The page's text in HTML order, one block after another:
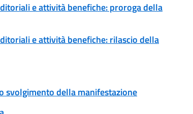
e attività benefiche: proroga della
e attività benefiche: rilascio della
svolgimento della manifestazione